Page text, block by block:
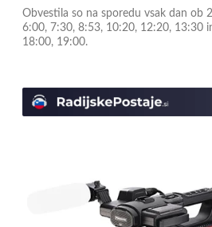
Obvestila so na sporedu vsak dan ob
6:00, 7:30, 8:53, 10:20, 12:20, 13:30
18:00, 19:00.